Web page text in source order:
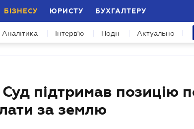
БІЗНЕСУ ЮРИСТУ БУХГАЛТЕРУ
Аналітика Інтерв'ю Події Актуально
підтримав позицію
за землю